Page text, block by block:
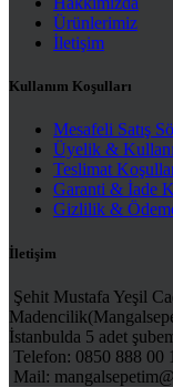
Ürünlerimiz
İletişim
Kullanım Koşulları
Mesafeli Satış
Üyelik &
Teslimat
Garanti & İade
Gizlilik &
İletişim
Şehit Mustafa Yeşil
İstanbulda 5 adet
Telefon: 0850 888 00
Mail: